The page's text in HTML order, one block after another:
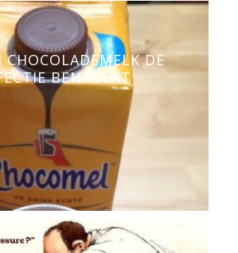
CHOCOLADEMELK DE
BENADERT